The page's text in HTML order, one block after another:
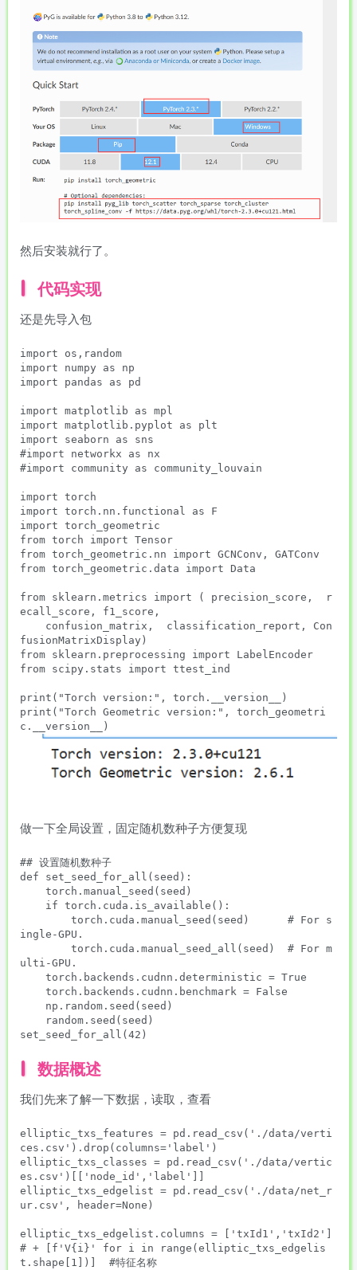
然后安装就行了。
代码实现
还是先导入包
import os,random
import numpy as np
import pandas as pd
import matplotlib as mpl
import matplotlib.pyplot as plt
import seaborn as sns
#import networkx as nx
#import community as community_louvain
import torch
import torch.nn.functional as F
import torch_geometric
from torch import Tensor
from torch_geometric.nn import GCNConv, GATConv
from torch_geometric.data import Data
from sklearn.metrics import ( precision_score,  r
ecall_score, f1_score,
fusionMatrixDisplay)
from sklearn.preprocessing import LabelEncoder
from scipy.stats import ttest_ind
print("Torch version:", torch.__version__)
print("Torch Geometric version:", torch_geometri
做一下全局设置，固定随机数种子方便复现
## 设置随机数种子
def set_seed_for_all(seed):
ingle-GPU.
ulti-GPU.
数据概述
我们先来了解一下数据，读取，查看
elliptic_txs_features = pd.read_csv('./data/verti
ces.csv').drop(columns='label')
elliptic_txs_classes = pd.read_csv('./data/vertic
es.csv')[['node_id','label']]
elliptic_txs_edgelist = pd.read_csv('./data/net_r
ur.csv', header=None)
elliptic_txs_edgelist.columns = ['txId1','txId2']
# + [f'V{i}' for i in range(elliptic_txs_edgelis
t.shape[1])]  #特征名称